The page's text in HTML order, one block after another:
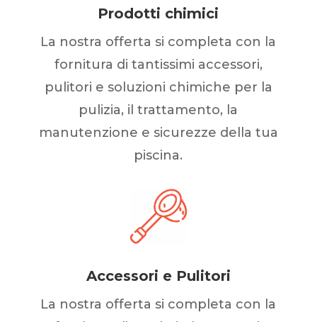
Prodotti chimici
La nostra offerta si completa con la
fornitura di tantissimi accessori,
pulitori e soluzioni chimiche per la
pulizia, il trattamento, la
manutenzione e sicurezze della tua
piscina.
Accessori e Pulitori
La nostra offerta si completa con la